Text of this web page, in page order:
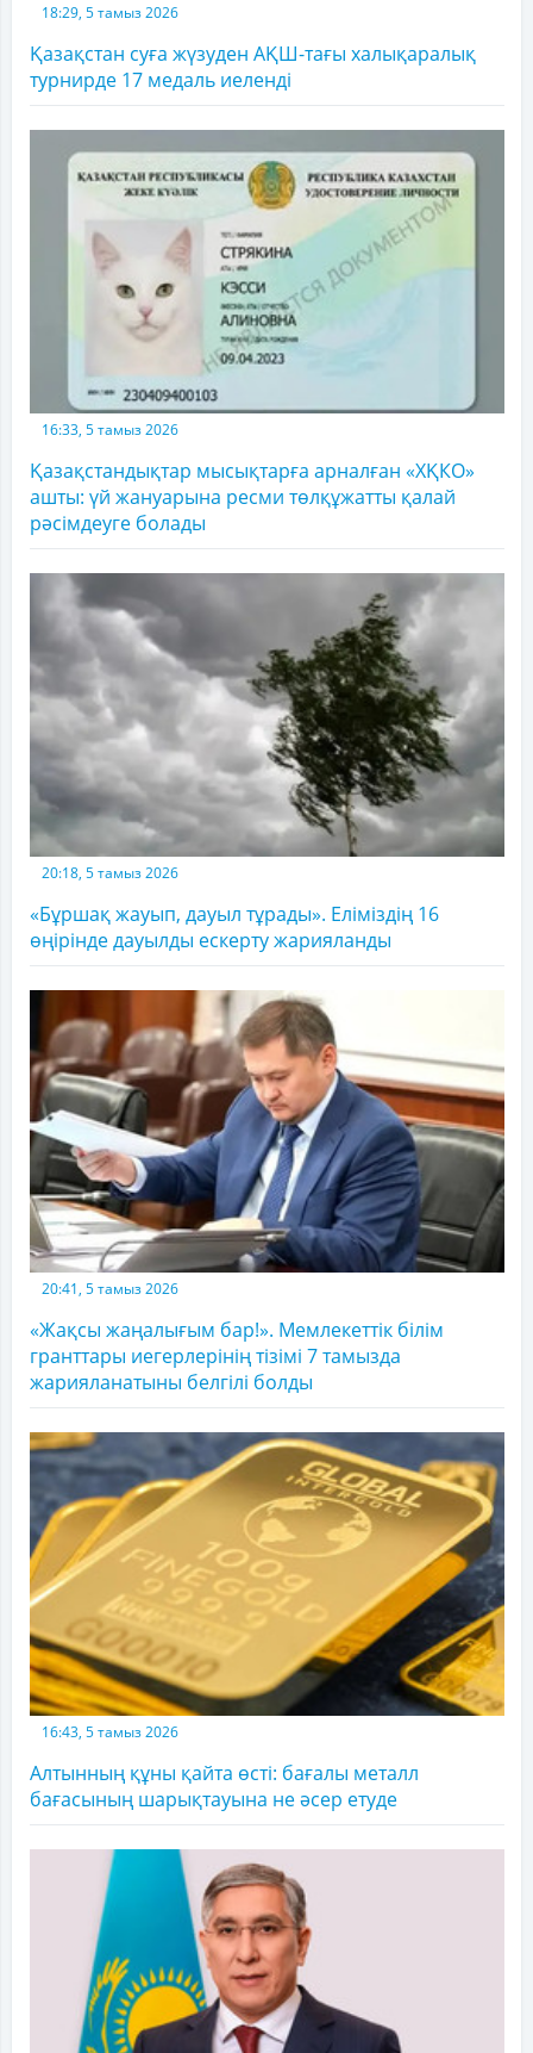
18:29, 5 тамыз 2026
Қазақстан суға жүзуден АҚШ-тағы халықаралық
турнирде 17 медаль иеленді
16:33, 5 тамыз 2026
Қазақстандықтар мысықтарға арналған «ХҚКО»
ашты: үй жануарына ресми төлқұжатты қалай
рәсімдеуге болады
20:18, 5 тамыз 2026
«Бұршақ жауып, дауыл тұрады». Еліміздің 16
өңірінде дауылды ескерту жарияланды
20:41, 5 тамыз 2026
«Жақсы жаңалығым бар!». Мемлекеттік білім
гранттары иегерлерінің тізімі 7 тамызда
жарияланатыны белгілі болды
16:43, 5 тамыз 2026
Алтынның құны қайта өсті: бағалы металл
бағасының шарықтауына не әсер етуде